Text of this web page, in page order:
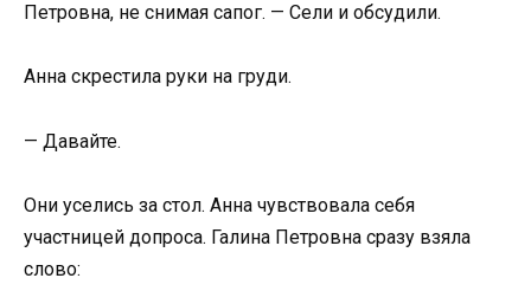
Петровна, не снимая сапог. — Сели и обсудили.
Анна скрестила руки на груди.
— Давайте.
Они уселись за стол. Анна чувствовала себя
участницей допроса. Галина Петровна сразу взяла
слово: